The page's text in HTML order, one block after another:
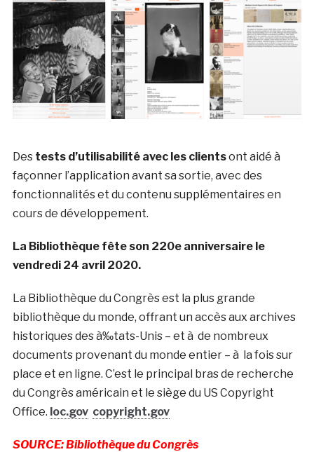
Des tests d’utilisabilité avec les clientsont aidé à
façonner l’application avant sa sortie, avec des
fonctionnalités et du contenu supplémentaires en
cours de développement.
La Bibliothèque fête son 220e anniversaire le
vendredi 24 avril 2020.
La Bibliothèque du Congrès est la plus grande
bibliothèque du monde, offrant un accès aux archives
historiques des à‰tats-Unis – et à de nombreux
documents provenant du monde entier – à la fois sur
place et en ligne. C’est le principal bras de recherche
du Congrès américain et le siège du US Copyright
Office. loc.gov copyright.gov
SOURCE: Bibliothèque du Congrès